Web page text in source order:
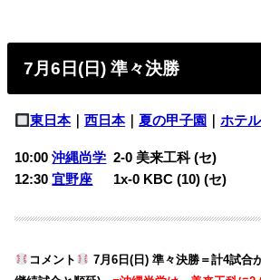
7月6日(日) 準々決勝
東日本｜西日本｜夏の甲子園 ｜ホテル
10:00沖縄尚学 2-0 美来工科 (セ)
12:30宜野座 1x-0 KBC (10) (セ)
コメント
7月6日(日) 準々決勝＝計4試合